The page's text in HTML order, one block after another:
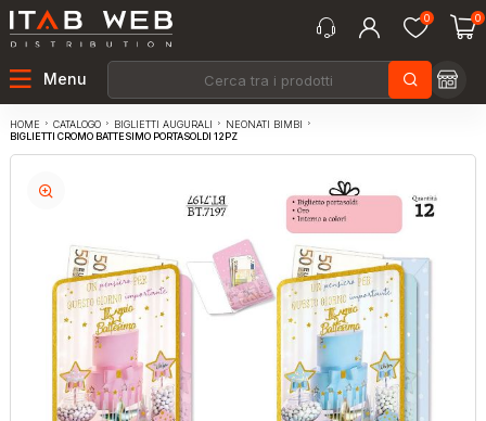
0 0
Menu
HOME CATALOGO BIGLIETTI AUGURALI
NEONATI BIMBI
BIGLIETTI CROMO BATTESIMO PORTASOLDI 12PZ